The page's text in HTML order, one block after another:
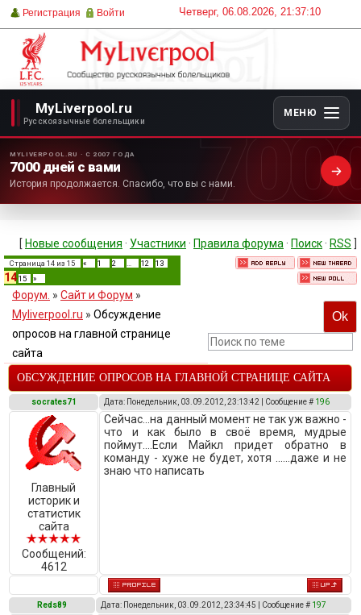
Четверг, 06.08.2026, 21:37:10
Регистрация Войти
MyLiverpool.ru
Русскоязычные болельщики
МЕНЮ
MYLIVERPOOL.RU · С 2007 ГОДА
7000 дней с вами
История продолжается. Спасибо, что вы с нами.
[ Новые сообщения · Участники · Правила форума · Поиск · RSS
Страница 14 из 15 « 1 2 12 13
1415 »
Форум. » Сайт и Форум »
Myliverpool.ru » Обсуждение
опросов на главной странице
сайта
ОБСУЖДЕНИЕ ОПРОСОВ НА ГЛАВНОЙ СТРАНИЦЕ САЙТА
socrates71 Дата: Понедельник, 03.09.2012, 23:13:42 | Сообщение # 196
Главный
историк и
статистик
сайта
Сообщений:
4612
Сейчас...на данный момент не так уж важно -
что и как было в своё время, мудрые
поймут....Если Майкл придет обратно в
команду - хуже не будет, хотя ......даже и не
знаю что написать
Reds89 Дата: Понедельник, 03.09.2012, 23:34:45 | Сообщение # 197